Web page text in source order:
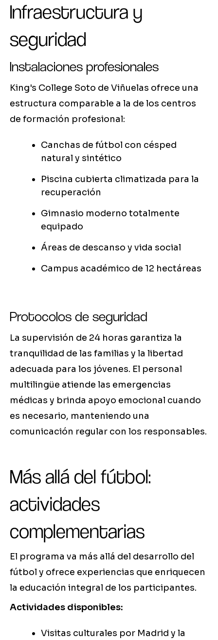
Infraestructura y
seguridad
Instalaciones profesionales
King's College Soto de Viñuelas ofrece una
estructura comparable a la de los centros
de formación profesional:
Canchas de fútbol con césped
natural y sintético
Piscina cubierta climatizada para la
recuperación
Gimnasio moderno totalmente
equipado
Áreas de descanso y vida social
Campus académico de 12 hectáreas
Protocolos de seguridad
La supervisión de 24 horas garantiza la
tranquilidad de las familias y la libertad
adecuada para los jóvenes. El personal
multilingüe atiende las emergencias
médicas y brinda apoyo emocional cuando
es necesario, manteniendo una
comunicación regular con los responsables.
Más allá del fútbol:
actividades
complementarias
El programa va más allá del desarrollo del
fútbol y ofrece experiencias que enriquecen
la educación integral de los participantes.
Actividades disponibles:
Visitas culturales por Madrid y la